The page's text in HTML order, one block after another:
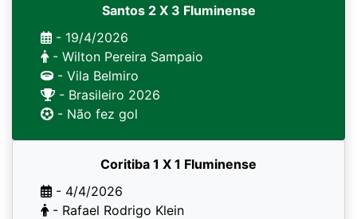
Santos 2 X 3 Fluminense
- 19/4/2026
- Wilton Pereira Sampaio
- Vila Belmiro
- Brasileiro 2026
- Não fez gol
Coritiba 1 X 1 Fluminense
- 4/4/2026
- Rafael Rodrigo Klein